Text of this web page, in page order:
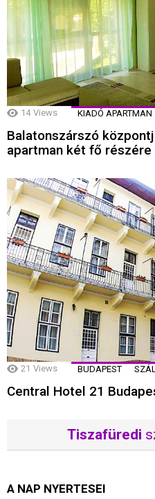
14 Views KIADÓ APARTMAN
Balatonszárszó
apartman két fő részére
21 Views BUDAPEST
Central Hotel 21
Tiszafüredi
A NAP NYERTESEI